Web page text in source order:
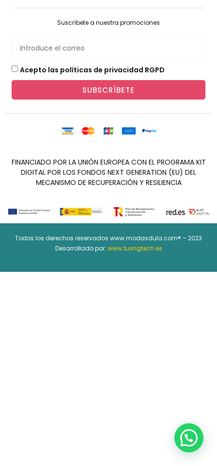
Suscríbete a nuestra promociones
Acepto las políticas de privacidad RGPD
SUBSCRÍBETE
FINANCIADO POR LA UNIÓN EUROPEA CON EL PROGRAMA KIT
DIGITAL POR LOS FONDOS NEXT GENERATION (EU) DEL
MECANISMO DE RECUPERACIÓN Y RESILIENCIA
Todos los derechos reservados www.modasdula.com® – 2023
Desarrollado por: www.turingtech.es